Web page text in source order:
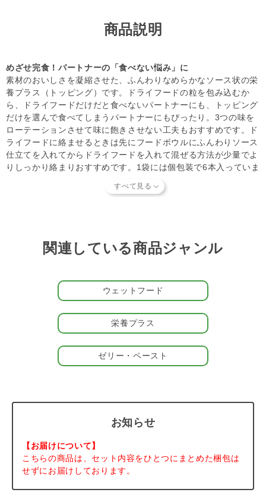
・消化不良など愛犬の体調が変化した場合は、給与を中断し
て獣医師にご相談ください。
・袋への噛みつきや誤飲に注意しながら与えてください。
・開封後は早めに与えてください。（開封後要冷蔵）
・小児の手の届かない場所に保管してください。
【知っておいていただきたいこと】
当店では独自の安全基準を設け、原材料そのものの品質やパ
ートナーへの安全性を確認できた商品だけを取り扱っていま
す。 商品形状のバラつき や商品導入スタンスについて詳しく
はこちらをご覧ください。
【キャンセルについてご注意】
本商品はご注文タイミングやご注文内容によっては、購入履
歴からのご注文キャンセル、 修正を受け付けることができ
いただけます。）
商品説明
めざせ完食！パートナーの「食べない悩み」に
素材のおいしさを凝縮させた、ふんわりなめらかなソース状の栄
養プラス（トッピング）です。ドライフードの粒を包み込むか
ら、ドライフードだけだと食べないパートナーにも、トッピング
だけを選んで食べてしまうパートナーにもぴったり。3つの味を
ローテーションさせて味に飽きさせない工夫もおすすめです。ド
ライフードに絡ませるときは先にフードボウルにふんわりソース
仕立てを入れてからドライフードを入れて混ぜる方法が少量でよ
りしっかり絡まりおすすめです。1袋には個包装で6本入っていま
国内ペットフード工場でつくっています。保存料・着色料・香料
等の合成添加物は一切不使用で、安全でおいしい食材を厳選して
・トッピングとしていつものごはんに混ぜる ・そのまま舐めさ
せておやつ代わりに（万が一の袋の誤飲を防ぐために、お皿やス
プーン推奨です） ・コングなどの知育玩具に塗って遊びの時間
使用ください） ・シリンジ給餌のパートナーに（シリンジのサ
イズによっては、ぬるま湯で緩くしてあげてください）
#春セール
関連している商品ジャンル
ウェットフード
栄養プラス
ゼリー・ペースト
お知らせ
【お届けについて】
こちらの商品は、セット内容をひとつにまとめた梱包は
せずにお届けしております。